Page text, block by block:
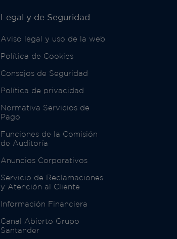
Legal y de Seguridad
Aviso legal y uso de la web
Política de Cookies
Consejos de Seguridad
Política de privacidad
Normativa Servicios de
Pago
Funciones de la Comisión
de Auditoría
Anuncios Corporativos
Servicio de Reclamaciones
y Atención al Cliente
Información Financiera
Canal Abierto Grupo
Santander